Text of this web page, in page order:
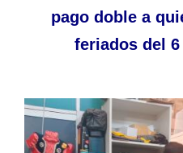
pago doble a
feriados del